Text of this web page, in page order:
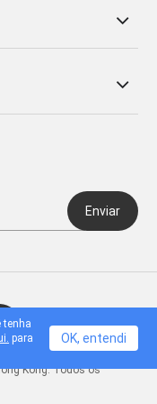
Enviar
Kong. Todos os
tenha
para
OK, entendi